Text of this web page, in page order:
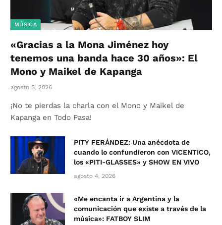
MÚSICA
«Gracias a la Mona Jiménez hoy
tenemos una banda hace 30 años»: El
Mono y Maikel de Kapanga
agosto 5, 2026
¡No te pierdas la charla con el Mono y Maikel de
Kapanga en Todo Pasa!
PITY FERÁNDEZ: Una anécdota de
cuando lo confundieron con VICENTICO,
los «PITI-GLASSES» y SHOW EN VIVO
agosto 4, 2026
«Me encanta ir a Argentina y la
comunicación que existe a través de la
música»: FATBOY SLIM